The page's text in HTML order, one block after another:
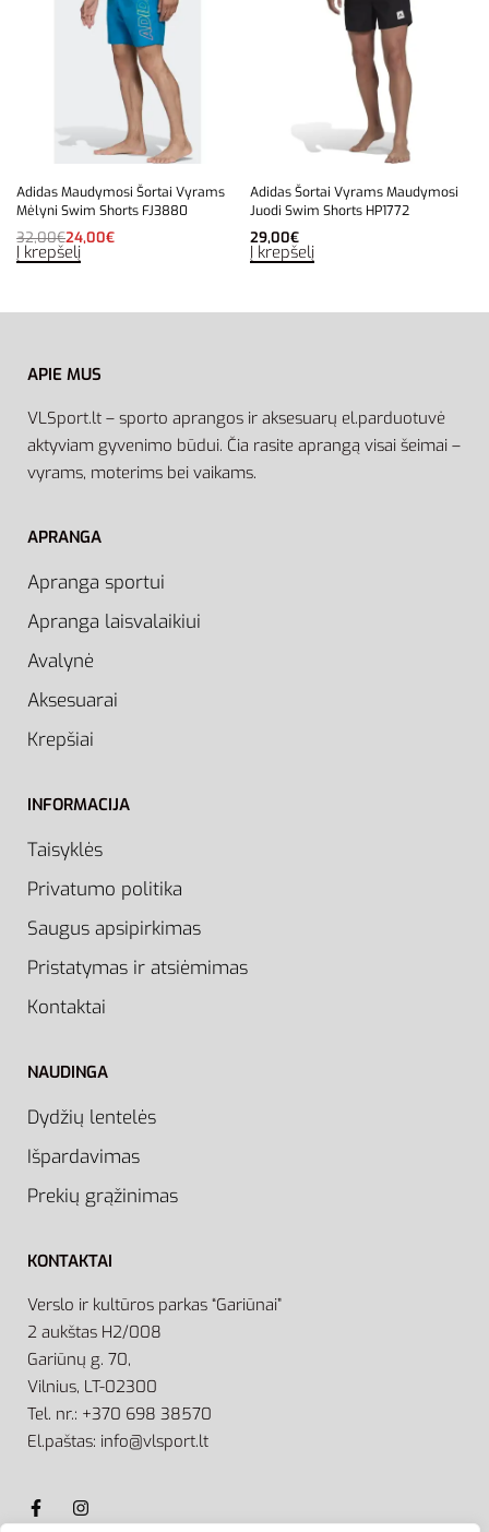
Adidas Maudymosi Šortai Vyrams
Mėlyni Swim Shorts FJ3880
32,00€24,00€
Į krepšelį
Adidas Šortai Vyrams Maudymosi
Juodi Swim Shorts HP1772
29,00€
Į krepšelį
APIE MUS
VLSport.lt – sporto aprangos ir aksesuarų el.parduotuvė
aktyviam gyvenimo būdui. Čia rasite aprangą visai šeimai –
vyrams, moterims bei vaikams.
APRANGA
Apranga sportui
Apranga laisvalaikiui
Avalynė
Aksesuarai
Krepšiai
INFORMACIJA
Taisyklės
Privatumo politika
Saugus apsipirkimas
Pristatymas ir atsiėmimas
Kontaktai
NAUDINGA
Dydžių lentelės
Išpardavimas
Prekių grąžinimas
KONTAKTAI
Verslo ir kultūros parkas “Gariūnai”
2 aukštas H2/008
Gariūnų g. 70,
Vilnius, LT-02300
Tel. nr.: +370 698 38570
El.paštas: info@vlsport.lt